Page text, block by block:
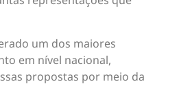
um dos maiores
em nível nacional,
propostas por meio da